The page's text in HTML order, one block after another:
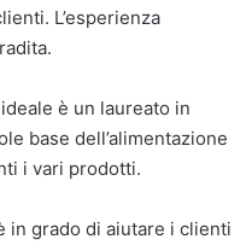
L’esperienza
è un laureato in
base dell’alimentazione
i vari prodotti.
in grado di aiutare i clienti